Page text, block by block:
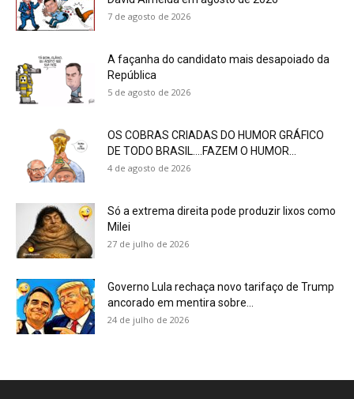
7 de agosto de 2026
A façanha do candidato mais desapoiado da
República
5 de agosto de 2026
OS COBRAS CRIADAS DO HUMOR GRÁFICO
DE TODO BRASIL….FAZEM O HUMOR...
4 de agosto de 2026
Só a extrema direita pode produzir lixos como
Milei
27 de julho de 2026
Governo Lula rechaça novo tarifaço de Trump
ancorado em mentira sobre...
24 de julho de 2026